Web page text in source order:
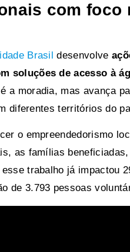
com foco
Brasil desenvolve
soluções de acesso à
a moradia, mas avança
diferentes territórios do
o empreendedorismo
as famílias
trabalho já impactou
de 3.793 pessoas